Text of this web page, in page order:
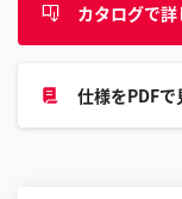
カタログで
仕様をPDFで